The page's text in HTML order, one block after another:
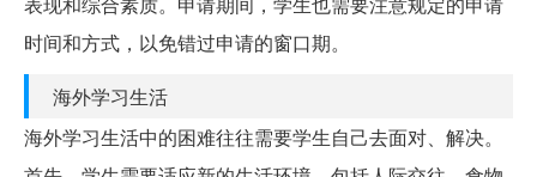
时间和方式，以免错过申请的窗口期。
海外学习生活
海外学习生活中的困难往往需要学生自己去面对、解决。